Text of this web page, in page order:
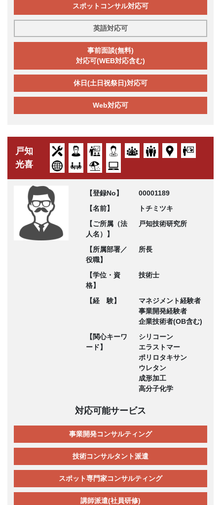
スポットコンサル対応可
英語対応可
事前面談(無料)
対応可(WEB対応含む)
休日(土日祝祭日)対応可
Web対応可
戸知
光喜
【登録No】
00001189
【名前】
トチミツキ
【ご所属（法
人名）】
戸知技術研究所
【所属部署／
役職】
所長
【学位・資
格】
技術士
【経 験】
マネジメント経験者
事業開発経験者
企業技術者(OB含む)
【関心キーワ
ード】
シリコーン
エラストマー
ポリロタキサン
ウレタン
成形加工
高分子化学
対応可能サービス
事業開発コンサルティング
技術コンサルタント派遣
スポット専門家コンサルティング
講師派遣(社員研修)